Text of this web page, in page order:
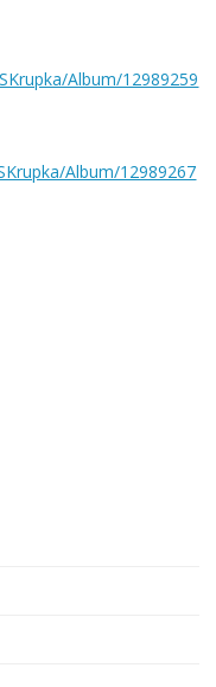
Album/12989259
Album/12989267